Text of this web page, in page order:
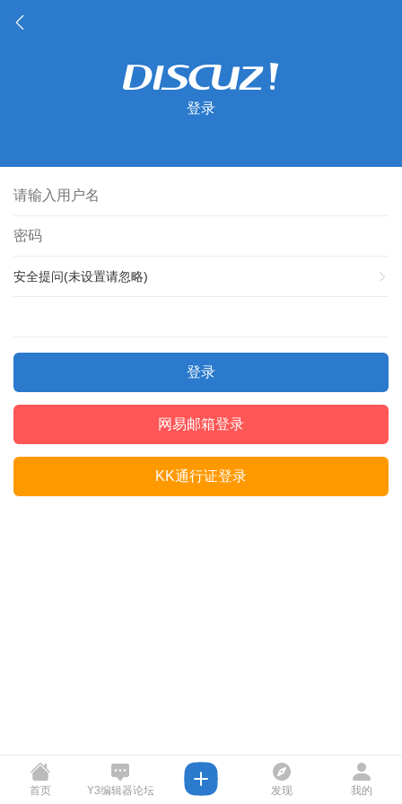
登录
安全提问(未设置请忽略)
登录
网易邮箱登录
KK通行证登录
首页 Y3编辑器论坛 发现 我的